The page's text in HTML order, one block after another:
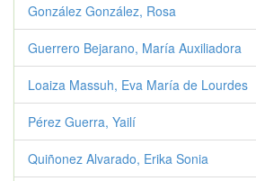
González González, Rosa
Guerrero Bejarano, María Auxiliadora
Loaiza Massuh, Eva María de Lourdes
Pérez Guerra, Yailí
Quiñonez Alvarado, Erika Sonia